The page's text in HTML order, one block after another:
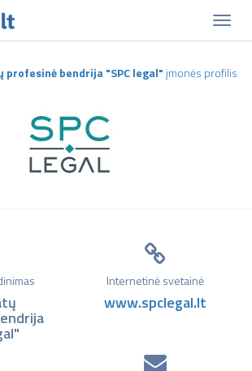
profesinė bendrija "SPC legal" įmonės profilis
Internetinė svetainė
www.spclegal.lt